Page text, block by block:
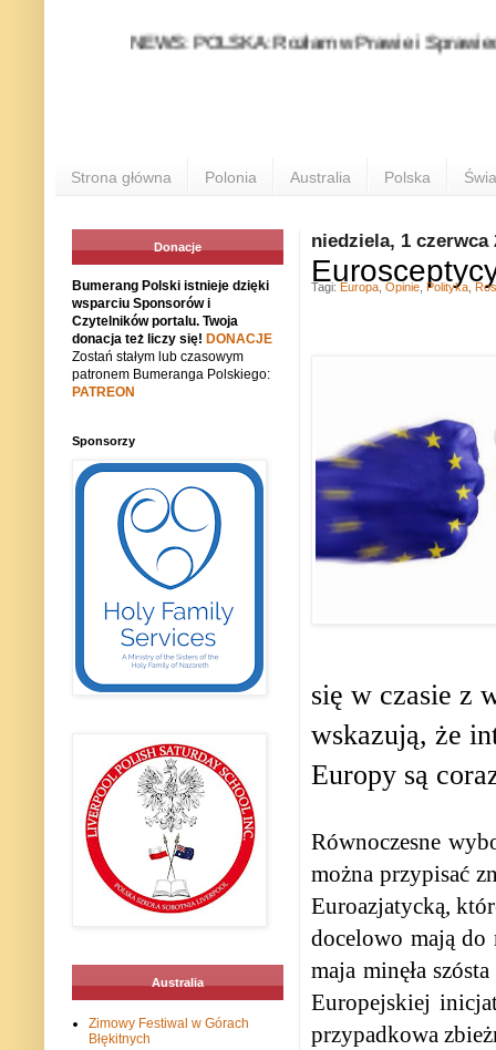
NEWS: POLSKA: Rozłam w Prawie i
Strona główna Polonia Australia Polska
niedziela, 1 czerwca
się w czasie z
wskazują, że
Europy są
Równoczesne
można przypisać
Euroazjatycką,
docelowo mają do
maja minęła
Europejskiej
przypadkowa
Tagi: Europa Opinie Polityka
Donacje
Bumerang Polski istnieje dzięki
wsparciu Sponsorów i
Czytelników portalu. Twoja
donacja też liczy się! DONACJE
Zostań stałym lub czasowym
patronem Bumeranga Polskiego:
PATREON
Sponsorzy
Australia
Zimowy Festiwal w Górach
Błękitnych